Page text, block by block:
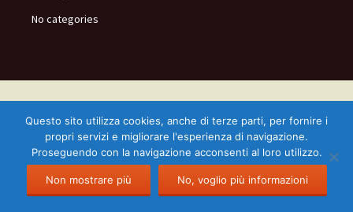
No categories
English Italiano(Italian)
Questo sito utilizza cookies, anche di terze parti, per fornire i
propri servizi e migliorare l'esperienza di navigazione.
Proseguendo con la navigazione acconsenti al loro utilizzo.
Non mostrare più No, voglio più informazioni